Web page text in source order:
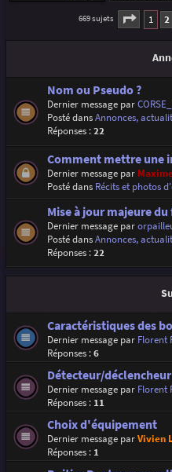
669 sujets Page 1
1 2
Nom ou Pseudo ?
Dernier message par
Posté dansAnnonces,
Réponses :22
Comment mettre une
Dernier message par
Posté dans Récits et photos
Mise à jour majeure
Dernier message par
Posté dansAnnonces,
Réponses :22
Caractéristiques des
Dernier message par Florent
Réponses :6
Détecteur/
Dernier message par Florent
Réponses : 11
Choix d'équipement
Dernier message parVivien
Réponses : 1